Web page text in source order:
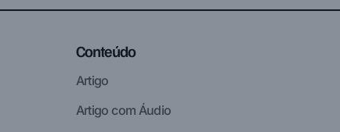
Conteúdo
Artigo
Artigo com Áudio